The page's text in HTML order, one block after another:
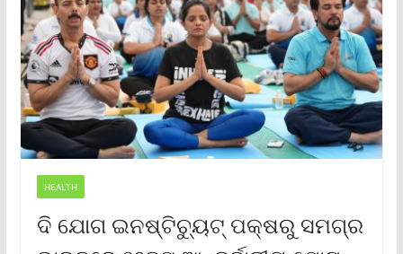
HEALTH
ଦି ଯୋଗ ଇନଷ୍ଟିଚ୍ୟୁଟ୍ ପକ୍ଷରୁ ସମଗ୍ର